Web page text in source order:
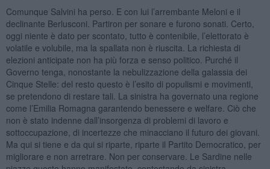
Comunque Salvini ha perso. E con lui l’arrembante Meloni e il
declinante Berlusconi. Partiron per sonare e furono sonati. Certo,
oggi niente è dato per scontato, tutto è contenibile, l’elettorato è
volatile e volubile, ma la spallata non è riuscita. La richiesta di
elezioni anticipate non ha più forza e senso politico. Purché il
Governo tenga, nonostante la nebulizzazione della galassia dei
Cinque Stelle: del resto questo è l’esito di populismi e movimenti,
se pretendono di restare tali. La sinistra ha governato una regione
come l’Emilia Romagna garantendo benessere e welfare. Ciò che
non è stato indenne dall’insorgenza di problemi di lavoro e
sottoccupazione, di incertezze che minacciano il futuro dei giovani.
Ma qui si tiene e da qui si riparte, riparte il Partito Democratico, per
migliorare e non arretrare. Non per conservare. Le Sardine nelle